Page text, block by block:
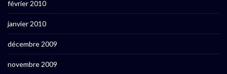
février 2010
janvier 2010
décembre 2009
novembre 2009